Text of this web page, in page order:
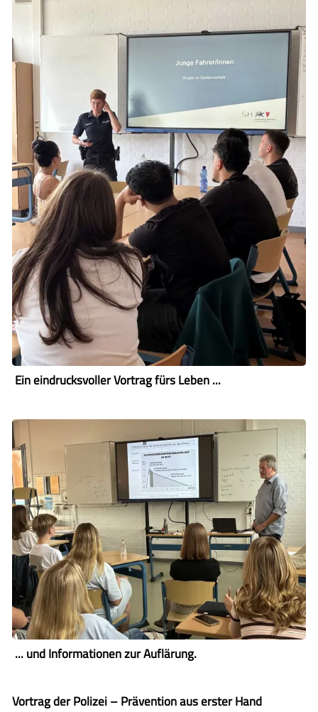
Ein eindrucksvoller Vortrag fürs Leben ...
... und Informationen zur Auflärung.
Vortrag der Polizei – Prävention aus erster Hand